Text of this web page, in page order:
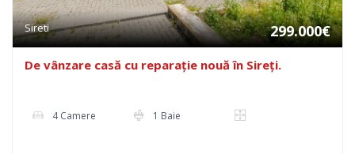
Sireti 299.000€
De vânzare casă cu reparație nouă în Sireți.
4 Camere 1 Baie